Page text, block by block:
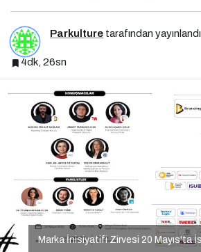
Parkulture tarafından yayınlandı
4dk, 26sn
Marka İnisiyatifi Zirvesi 20 Mayıs'ta